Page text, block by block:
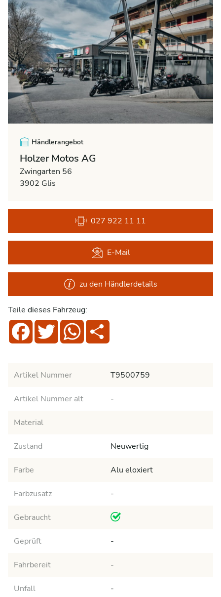
Händlerangebot
Holzer Motos AG
Zwingarten 56
3902 Glis
027 922 11 11
E-Mail
zu den Händlerdetails
Teile dieses Fahrzeug:
FacebookTwitterWhatsApp
Artikel Nummer T9500759
Artikel Nummer alt -
Material
Zustand Neuwertig
Farbe Alu eloxiert
Farbzusatz -
Gebraucht
Geprüft -
Fahrbereit -
Unfall -